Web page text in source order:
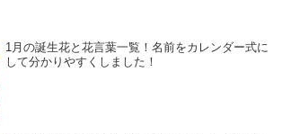
1月の誕生花と花言葉一覧！名前をカレンダー式に
して分かりやすくしました！